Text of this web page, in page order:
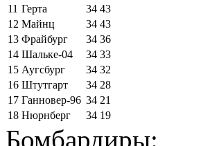
11 Герта 34 43
12 Майнц 34 43
13 Фрайбург 34 36
14 Шальке-04 34 33
15 Аугсбург 34 32
16 Штутгарт 34 28
17 Ганновер-96 34 21
18 Нюрнберг 34 19
Бомбардиры: